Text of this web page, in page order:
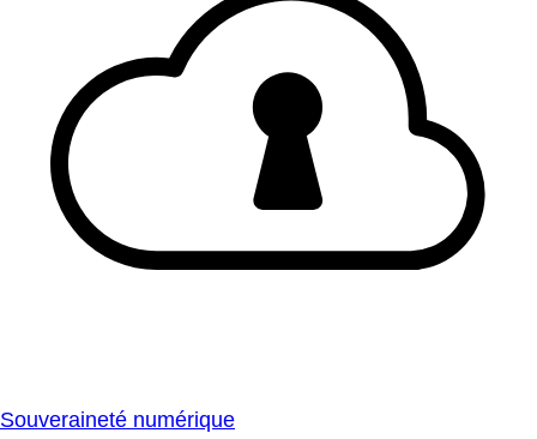
Souveraineté numérique